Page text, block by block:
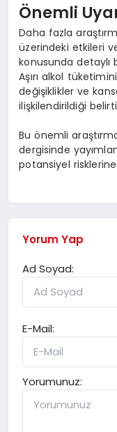
Önemli
Daha fazla
üzerindeki etkileri
konusunda detaylı
Aşırı alkol
değişiklikler ve
ilişkilendirildiği
Bu önemli
dergisinde
potansiyel risklerine
Yorum Yap
Ad Soyad:
E-Mail:
Yorumunuz: